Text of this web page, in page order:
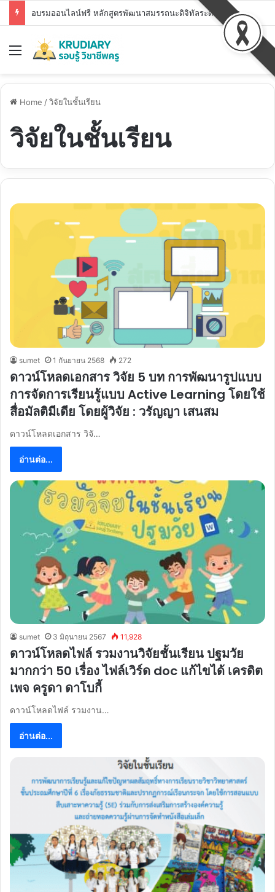
อบรมออนไลน์ฟรี หลักสูตรพัฒนาสมรรถนะดิจิทัลระดับพื้นฐาน สพฐ. DC1 – DC7 รับวุฒิบัตร สพฐ.
Menu
Home /วิจัยในชั้นเรียน
วิจัยในชั้นเรียน
sumet 1 กันยายน 2568 272
ดาวน์โหลดเอกสาร วิจัย 5 บท การพัฒนารูปแบบ
การจัดการเรียนรู้แบบ Active Learning โดยใช้
สื่อมัลติมีเดีย โดยผู้วิจัย : วรัญญา เสนสม
ดาวน์โหลดเอกสาร วิจั…
อ่านต่อ...
sumet 3 มิถุนายน 2567 11,928
ดาวน์โหลดไฟล์ รวมงานวิจัยชั้นเรียน ปฐมวัย
มากกว่า 50 เรื่อง ไฟล์เวิร์ด doc แก้ไขได้ เครดิต
เพจ ครูดา ดาโบกี้
ดาวน์โหลดไฟล์ รวมงาน…
อ่านต่อ...